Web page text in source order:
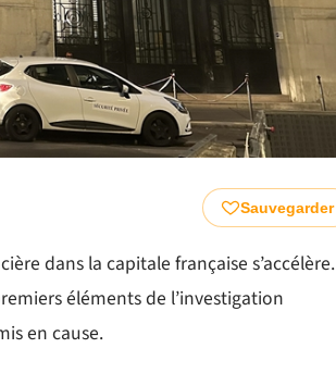
Sauvegarder
dans la capitale française s’accélère.
éléments de l’investigation
en cause.